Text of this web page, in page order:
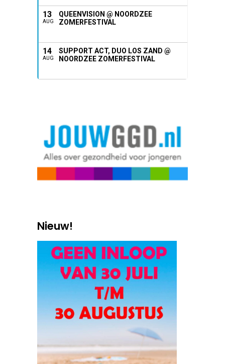
13
AUG
QUEENVISION @ NOORDZEE
ZOMERFESTIVAL
14
AUG
SUPPORT ACT, DUO LOS ZAND @
NOORDZEE ZOMERFESTIVAL
Nieuw!